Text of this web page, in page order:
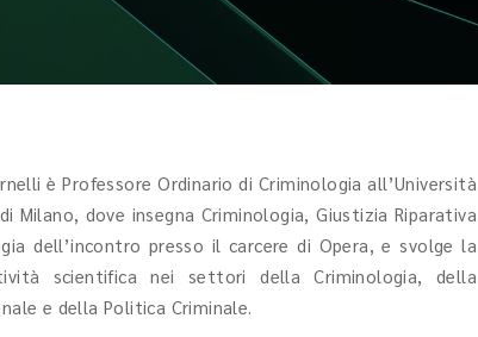
è Professore Ordinario di Criminologia all’Università
Milano, dove insegna Criminologia, Giustizia Riparativa
dell’incontro presso il carcere di Opera, e svolge la
scientifica nei settori della Criminologia, della
e della Politica Criminale.